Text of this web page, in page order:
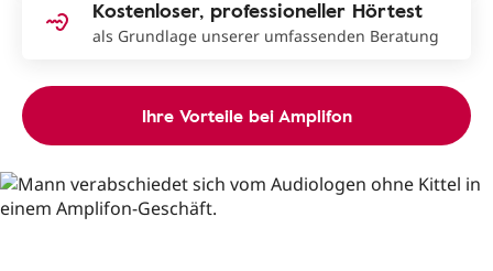
Kostenloser, professioneller Hörtest
als Grundlage unserer umfassenden Beratung
Ihre Vorteile bei Amplifon